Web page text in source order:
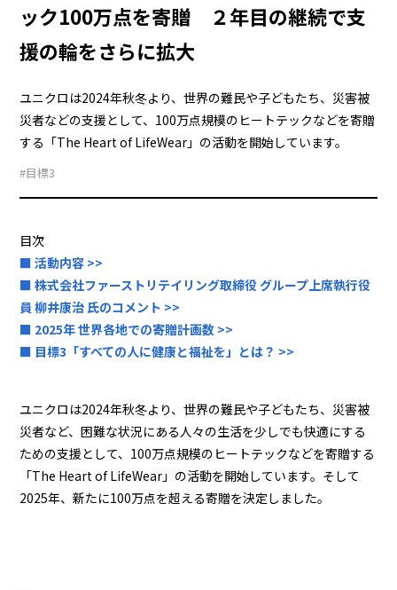
ック100万点を寄贈 ２年目の継続で支
援の輪をさらに拡大
ユニクロは2024年秋冬より、世界の難民や子どもたち、災害被
災者などの支援として、100万点規模のヒートテックなどを寄贈
する「The Heart of LifeWear」の活動を開始しています。
#目標3
目次
■ 活動内容 >>
■ 株式会社ファーストリテイリング取締役 グループ上席執行役
員 柳井康治 氏のコメント >>
■ 2025年 世界各地での寄贈計画数 >>
■ 目標3「すべての人に健康と福祉を」とは？ >>
ユニクロは2024年秋冬より、世界の難民や子どもたち、災害被
災者など、困難な状況にある人々の生活を少しでも快適にする
ための支援として、100万点規模のヒートテックなどを寄贈する
「The Heart of LifeWear」の活動を開始しています。そして
2025年、新たに100万点を超える寄贈を決定しました。